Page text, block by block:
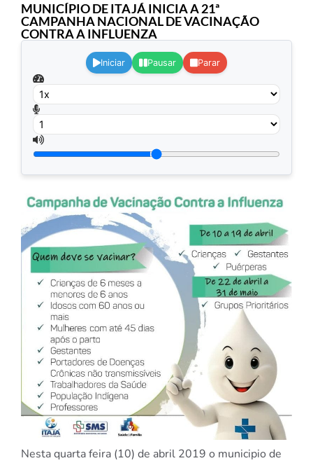
MUNICÍPIO DE ITAJÁ INICIA A 21ª
CAMPANHA NACIONAL DE VACINAÇÃO
CONTRA A INFLUENZA
Iniciar Pausar Parar
Nesta quarta feira (10) de abril 2019 o municipio de